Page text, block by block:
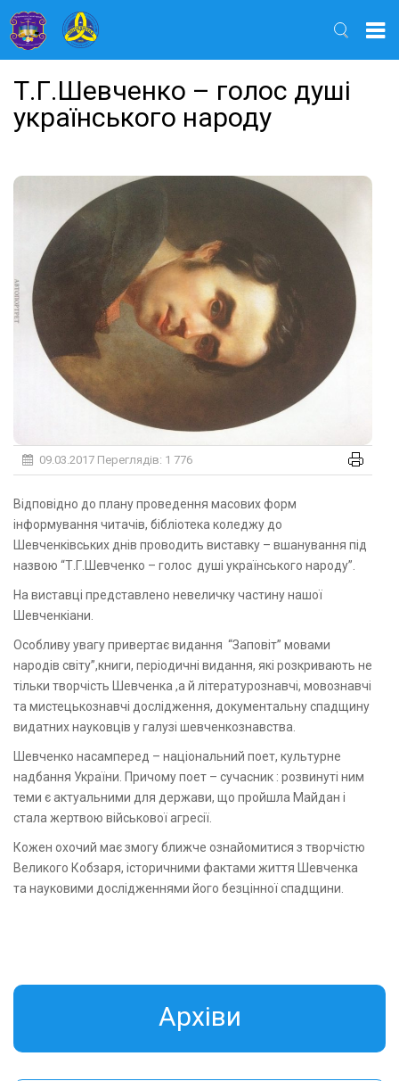
Т.Г.Шевченко – голос душі
українського народу
09.03.2017 Переглядів: 1 776
Відповідно до плану проведення масових форм
інформування читачів, бібліотека коледжу до
Шевченківських днів проводить виставку – вшанування під
назвою “Т.Г.Шевченко – голос душі українського народу”.
На виставці представлено невеличку частину нашої
Шевченкіани.
Особливу увагу привертає видання “Заповіт” мовами
народів світу”,книги, періодичні видання, які розкривають не
тільки творчість Шевченка ,а й літературознавчі, мовознавчі
та мистецькознавчі дослідження, документальну спадщину
видатних науковців у галузі шевченкознавства.
Шевченко насамперед – національний поет, культурне
надбання України. Причому поет – сучасник : розвинуті ним
теми є актуальними для держави, що пройшла Майдан і
стала жертвою військової агресії.
Кожен охочий має змогу ближче ознайомитися з творчістю
Великого Кобзаря, історичними фактами життя Шевченка
та науковими дослідженнями його безцінної спадщини.
Aрхіви